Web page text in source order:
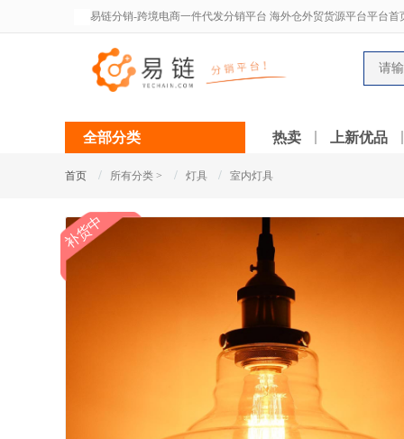
易链分销-跨境电商一件代发分销平台 海外仓外贸货源平台平台首
全部分类 热卖 上新优品
首页 / 所有分类 > / 灯具 / 室内灯具
补货中